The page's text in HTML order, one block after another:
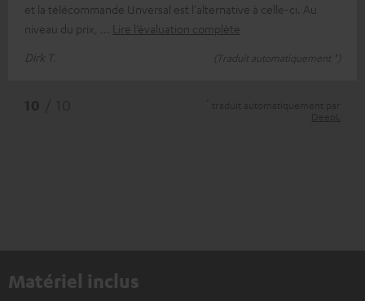
et la télécommande Unversal est l'alternative à celle-ci. Au
niveau du prix,
Lire l’évaluation complète
Dirk T.
(Traduit automatiquement *)
Matériel inclus